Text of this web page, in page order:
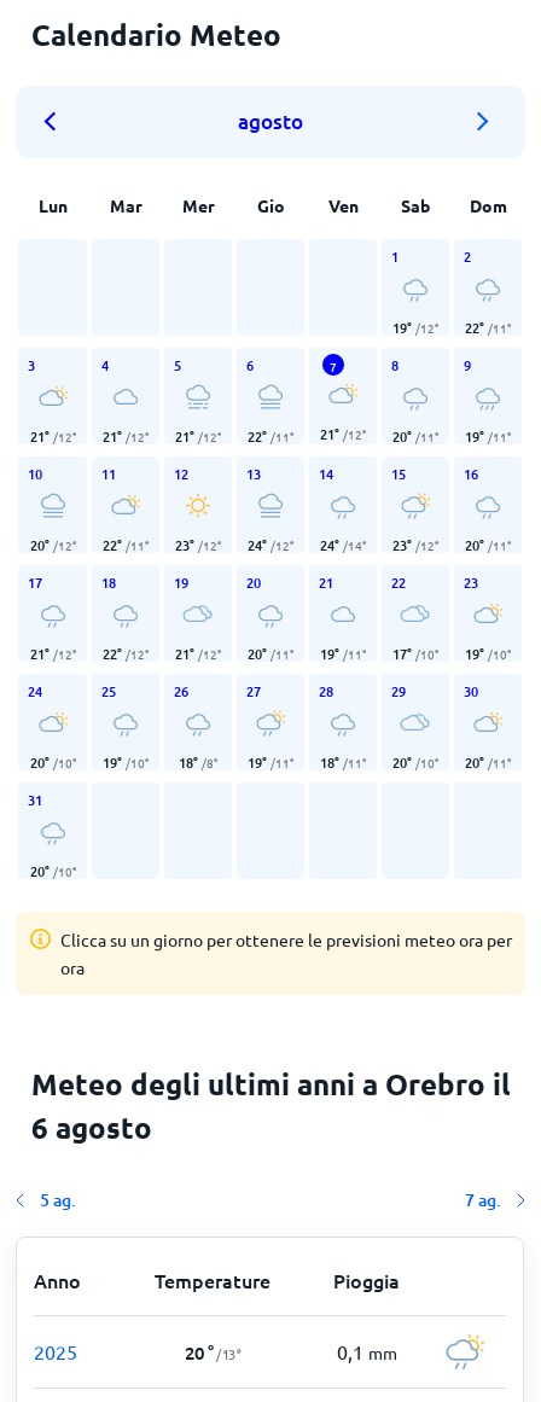
Calendario Meteo
agosto
Lun Mar Mer Gio Ven Sab Dom
1
19° /12°
2
22° /11°
3
21° /12°
4
21° /12°
5
21° /12°
6
22° /11°
7
21° /12°
8
20° /11°
9
19° /11°
10
20° /12°
11
22° /11°
12
23° /12°
13
24° /12°
14
24° /14°
15
23° /12°
16
20° /11°
17
21° /12°
18
22° /12°
19
21° /12°
20
20° /11°
21
19° /11°
22
17° /10°
23
19° /10°
24
20° /10°
25
19° /10°
26
18° /8°
27
19° /11°
28
18° /11°
29
20° /10°
30
20° /11°
31
20° /10°
Clicca su un giorno per ottenere le previsioni meteo ora per
ora
Meteo degli ultimi anni a Orebro il
6 agosto
5 ag. 7 ag.
Anno Temperature Pioggia
2025 20° /13° 0,1 mm